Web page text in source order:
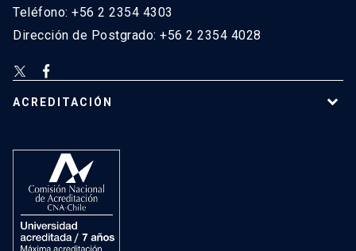
Teléfono: +56 2 2354 4303
Dirección de Postgrado: +56 2 2354 4028
ACREDITACIÓN